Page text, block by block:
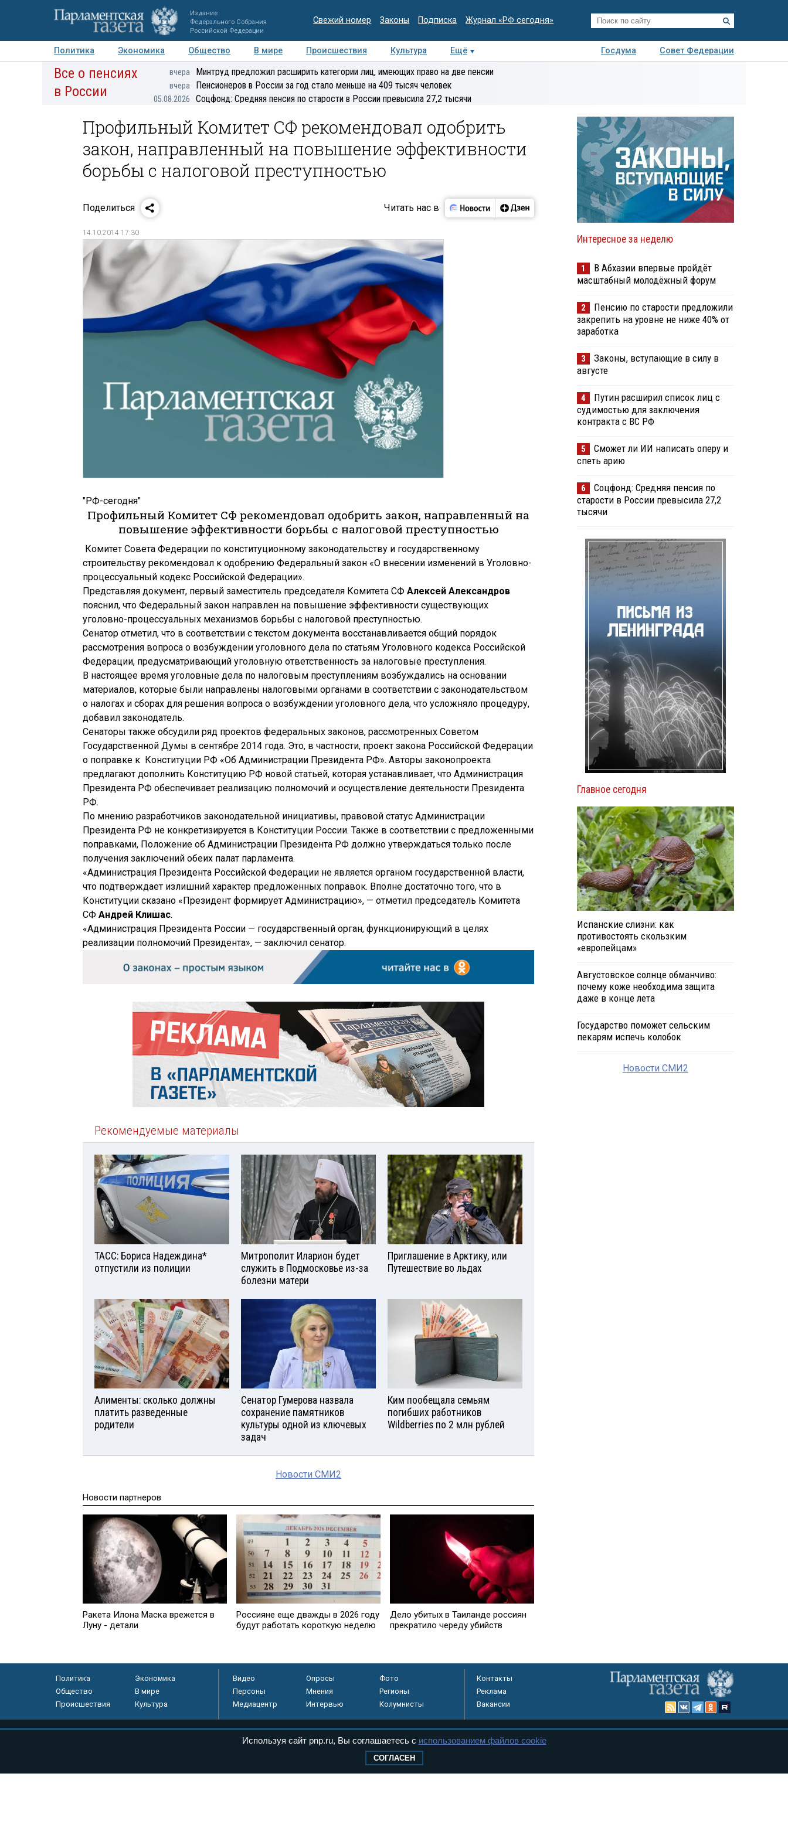
Издание
Федерального Собрания
Российской Федерации
Свежий номер Законы Подписка Журнал «РФ сегодня»
Политика Экономика Общество В мире Происшествия Культура Ещё Госдума
Совет Федерации
Авторы Персоны Мнения Регионы Медиацентр Интервью Колумнисты
Деловая
Все о пенсиях
в России
вчера Минтруд предложил расширить категории лиц, имеющих право на две пенсии
вчера Пенсионеров в России за год стало меньше на 409 тысяч человек
05.08.2026 Соцфонд: Средняя пенсия по старости в России превысила 27,2 тысячи
Профильный Комитет СФ рекомендовал одобрить
закон, направленный на повышение эффективности
борьбы с налоговой преступностью
Поделиться Читать нас в
14.10.2014 17:30
"РФ-сегодня"
Профильный Комитет СФ рекомендовал одобрить закон, направленный на
повышение эффективности борьбы с налоговой преступностью
Комитет Совета Федерации по конституционному законодательству и государственному
строительству рекомендовал к одобрению Федеральный закон «О внесении изменений в Уголовно-
процессуальный кодекс Российской Федерации».
Представляя документ, первый заместитель председателя Комитета СФ Алексей Александров
пояснил, что Федеральный закон направлен на повышение эффективности существующих
уголовно-процессуальных механизмов борьбы с налоговой преступностью.
Сенатор отметил, что в соответствии с текстом документа восстанавливается общий порядок
рассмотрения вопроса о возбуждении уголовного дела по статьям Уголовного кодекса Российской
Федерации, предусматривающий уголовную ответственность за налоговые преступления.
В настоящее время уголовные дела по налоговым преступлениям возбуждались на основании
материалов, которые были направлены налоговыми органами в соответствии с законодательством
о налогах и сборах для решения вопроса о возбуждении уголовного дела, что усложняло процедуру,
добавил законодатель.
Сенаторы также обсудили ряд проектов федеральных законов, рассмотренных Советом
Государственной Думы в сентябре 2014 года. Это, в частности, проект закона Российской Федерации
о поправке к Конституции РФ «Об Администрации Президента РФ». Авторы законопроекта
предлагают дополнить Конституцию РФ новой статьей, которая устанавливает, что Администрация
Президента РФ обеспечивает реализацию полномочий и осуществление деятельности Президента
РФ.
По мнению разработчиков законодательной инициативы, правовой статус Администрации
Президента РФ не конкретизируется в Конституции России. Также в соответствии с предложенными
поправками, Положение об Администрации Президента РФ должно утверждаться только после
получения заключений обеих палат парламента.
«Администрация Президента Российской Федерации не является органом государственной власти,
что подтверждает излишний характер предложенных поправок. Вполне достаточно того, что в
Конституции сказано «Президент формирует Администрацию», — отметил председатель Комитета
СФ Андрей Клишас.
«Администрация Президента России — государственный орган, функционирующий в целях
реализации полномочий Президента», — заключил сенатор.
Рекомендуемые материалы
ТАСС: Бориса Надеждина*
отпустили из полиции
Митрополит Иларион будет
служить в Подмосковье из-за
болезни матери
Приглашение в Арктику, или
Путешествие во льдах
Алименты: сколько должны
платить разведенные
родители
Сенатор Гумерова назвала
сохранение памятников
культуры одной из ключевых
задач
Ким пообещала семьям
погибших работников
Wildberries по 2 млн рублей
Новости СМИ2
Новости партнеров
Ракета Илона Маска врежется в
Луну - детали
Россияне еще дважды в 2026 году
будут работать короткую неделю
Дело убитых в Таиланде россиян
прекратило череду убийств
Интересное за неделю
1
В Абхазии впервые пройдёт
масштабный молодёжный форум
2
Пенсию по старости предложили
закрепить на уровне не ниже 40% от
заработка
3
Законы, вступающие в силу в
августе
4
Путин расширил список лиц с
судимостью для заключения
контракта с ВС РФ
5
Сможет ли ИИ написать оперу и
спеть арию
6
Соцфонд: Средняя пенсия по
старости в России превысила 27,2
тысячи
Главное сегодня
Испанские слизни: как
противостоять скользким
«европейцам»
Августовское солнце обманчиво:
почему коже необходима защита
даже в конце лета
Государство поможет сельским
пекарям испечь колобок
Новости СМИ2
Политика
Экономика
Общество
В мире
Происшествия
Культура
Видео Опросы
Фото
Персоны
Мнения
Регионы
Медиацентр
Интервью Колумнисты
Контакты
Реклама
Вакансии
массовых коммуникаций (Роскомнадзор) 05 августа 2011 года. 18+
Используя сайт pnp.ru, Вы соглашаетесь с использованием файлов cookie
СОГЛАСЕН